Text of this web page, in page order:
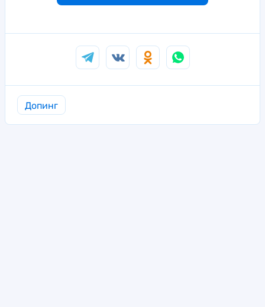
Допинг